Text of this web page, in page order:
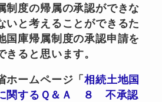
制度の帰属の承認ができな
いと考えることができるた
国庫帰属制度の承認申請を
きると思います。
ホームページ「相続土地国
関するＱ＆Ａ ８ 不承認